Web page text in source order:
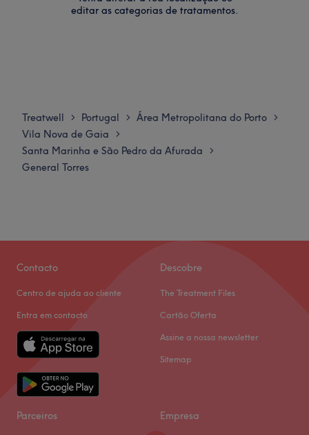
editar as categorias de tratamentos.
Treatwell > Portugal > Área Metropolitana do Porto >
Vila Nova de Gaia >
Santa Marinha e São Pedro da Afurada >
General Torres
Contacto
Centro de ajuda ao cliente
Entra em contacto
Descobre
The Treatment Files
Cartão Oferta
Assine a nossa newsletter
Sitemap
Parceiros Empresa